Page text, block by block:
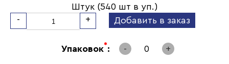
Штук (540 шт в уп.)
-
+ Добавить в заказ
Упаковок*: - 0 +